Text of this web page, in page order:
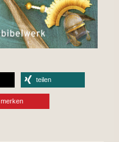
teilen
merken